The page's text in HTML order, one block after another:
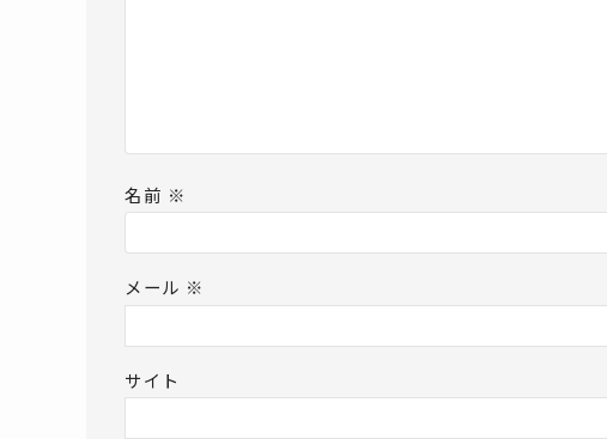
名前 ※
メール ※
サイト